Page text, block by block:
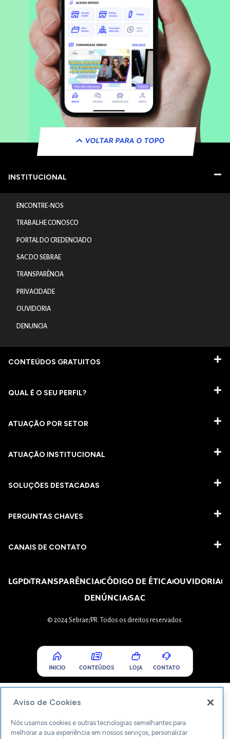
VOLTAR PARA O TOPO
INSTITUCIONAL
ENCONTRE-NOS
TRABALHE CONOSCO
PORTAL DO CREDENCIADO
SAC DO SEBRAE
TRANSPARÊNCIA
PRIVACIDADE
OUVIDORIA
DENUNCIA
CONTEÚDOS GRATUITOS
QUAL É O SEU PERFIL?
ATUAÇÃO POR SETOR
ATUAÇÃO INSTITUCIONAL
SOLUÇÕES DESTACADAS
PERGUNTAS CHAVES​
CANAIS DE CONTATO
LGPDTRANSPARÊNCIACÓDIGO DE ÉTICAOUVIDORIA
DENÚNCIASAC
© 2024 Sebrae/PR. Todos os direitos reservados.
INICIO CONTEÚDOS LOJA CONTATO
Aviso de Cookies
Nós usamos cookies e outras tecnologias semelhantes para
melhorar a sua experiência em nossos serviços, personalizar